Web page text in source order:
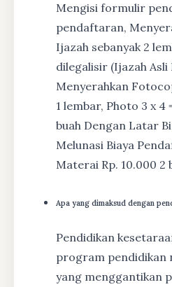
Mengisi formulir
pendaftaran,
Ijazah sebanyak 2
dilegalisir (Ijazah
Menyerahkan
1 lembar, Photo 3 x 4
buah Dengan Latar
Melunasi Biaya
Materai Rp. 10.000 2
Apa yang dimaksud dengan
Pendidikan
program pendidikan
yang menggantikan